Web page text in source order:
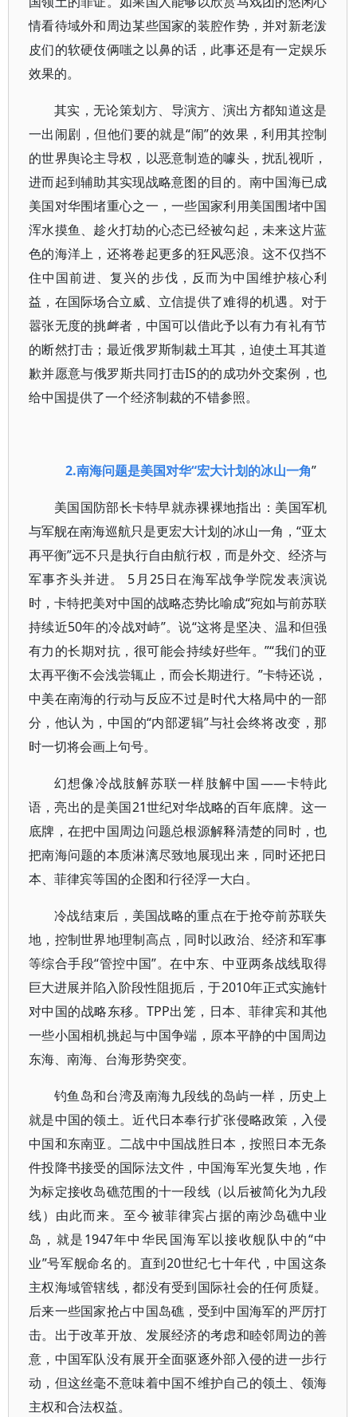
情看待域外和周边某些国家的装腔作势，并对新老泼
皮们的软硬伎俩嗤之以鼻的话，此事还是有一定娱乐
效果的。
其实，无论策划方、导演方、演出方都知道这是
一出闹剧，但他们要的就是“闹”的效果，利用其控制
的世界舆论主导权，以恶意制造的噱头，扰乱视听，
进而起到辅助其实现战略意图的目的。南中国海已成
美国对华围堵重心之一，一些国家利用美国围堵中国
浑水摸鱼、趁火打劫的心态已经被勾起，未来这片蓝
色的海洋上，还将卷起更多的狂风恶浪。这不仅挡不
住中国前进、复兴的步伐，反而为中国维护核心利
益，在国际场合立威、立信提供了难得的机遇。对于
嚣张无度的挑衅者，中国可以借此予以有力有礼有节
的断然打击；最近俄罗斯制裁土耳其，迫使土耳其道
歉并愿意与俄罗斯共同打击IS的的成功外交案例，也
给中国提供了一个经济制裁的不错参照。
2.南海问题是美国对华“宏大计划的冰山一角”
美国国防部长卡特早就赤裸裸地指出：美国军机
与军舰在南海巡航只是更宏大计划的冰山一角，“亚太
再平衡”远不只是执行自由航行权，而是外交、经济与
军事齐头并进。 5月25日在海军战争学院发表演说
时，卡特把美对中国的战略态势比喻成“宛如与前苏联
持续近50年的冷战对峙”。说“这将是坚决、温和但强
有力的长期对抗，很可能会持续好些年。”“我们的亚
太再平衡不会浅尝辄止，而会长期进行。”卡特还说，
中美在南海的行动与反应不过是时代大格局中的一部
分，他认为，中国的“内部逻辑”与社会终将改变，那
时一切将会画上句号。
幻想像冷战肢解苏联一样肢解中国——卡特此
语，亮出的是美国21世纪对华战略的百年底牌。这一
底牌，在把中国周边问题总根源解释清楚的同时，也
把南海问题的本质淋漓尽致地展现出来，同时还把日
本、菲律宾等国的企图和行径浮一大白。
冷战结束后，美国战略的重点在于抢夺前苏联失
地，控制世界地理制高点，同时以政治、经济和军事
等综合手段“管控中国”。在中东、中亚两条战线取得
巨大进展并陷入阶段性阻扼后，于2010年正式实施针
对中国的战略东移。TPP出笼，日本、菲律宾和其他
一些小国相机挑起与中国争端，原本平静的中国周边
东海、南海、台海形势突变。
钓鱼岛和台湾及南海九段线的岛屿一样，历史上
就是中国的领土。近代日本奉行扩张侵略政策，入侵
中国和东南亚。二战中中国战胜日本，按照日本无条
件投降书接受的国际法文件，中国海军光复失地，作
为标定接收岛礁范围的十一段线（以后被简化为九段
线）由此而来。至今被菲律宾占据的南沙岛礁中业
岛，就是1947年中华民国海军以接收舰队中的“中
业”号军舰命名的。直到20世纪七十年代，中国这条
主权海域管辖线，都没有受到国际社会的任何质疑。
后来一些国家抢占中国岛礁，受到中国海军的严厉打
击。出于改革开放、发展经济的考虑和睦邻周边的善
意，中国军队没有展开全面驱逐外部入侵的进一步行
动，但这丝毫不意味着中国不维护自己的领土、领海
主权和合法权益。